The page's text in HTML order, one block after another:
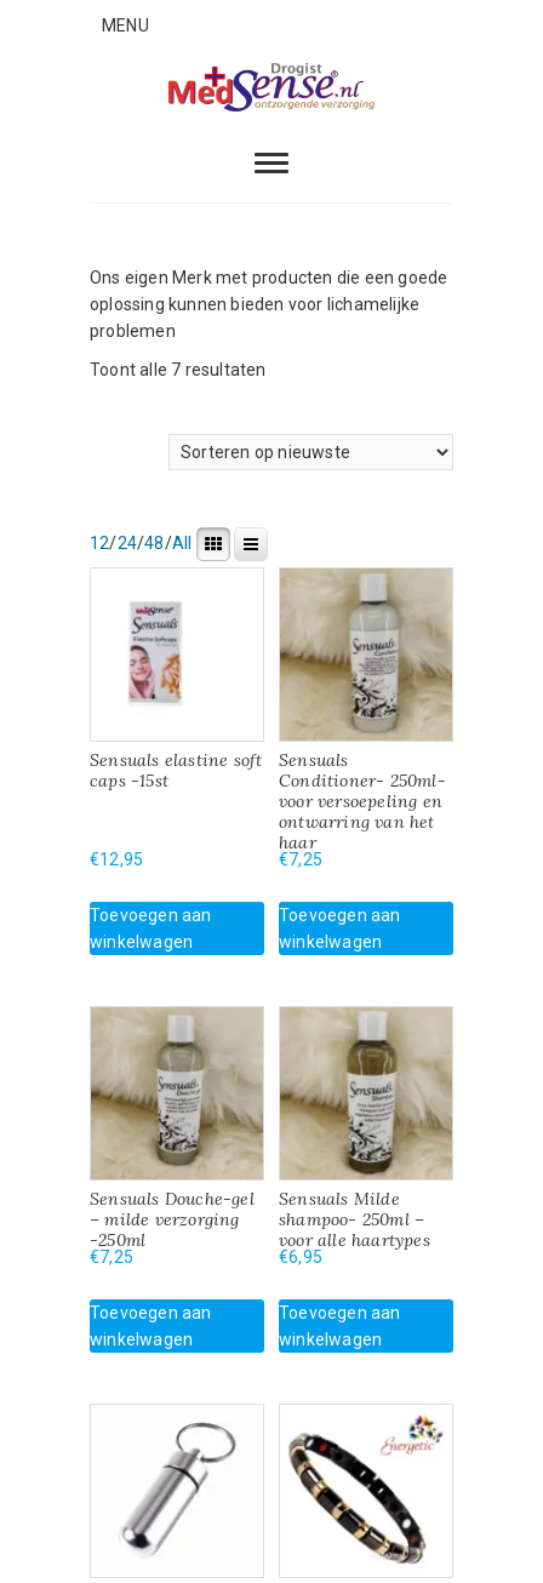
MENU
Ons eigen Merk met producten die een goede
oplossing kunnen bieden voor lichamelijke
problemen
Toont alle 7 resultaten
12/24/48/All
Sensuals elastine soft
caps -15st
€12,95
Toevoegen aan
winkelwagen
Sensuals
Conditioner- 250ml-
voor versoepeling en
ontwarring van het
haar
€7,25
Toevoegen aan
winkelwagen
Sensuals Douche-gel
– milde verzorging
-250ml
€7,25
Toevoegen aan
winkelwagen
Sensuals Milde
shampoo- 250ml –
voor alle haartypes
€6,95
Toevoegen aan
winkelwagen